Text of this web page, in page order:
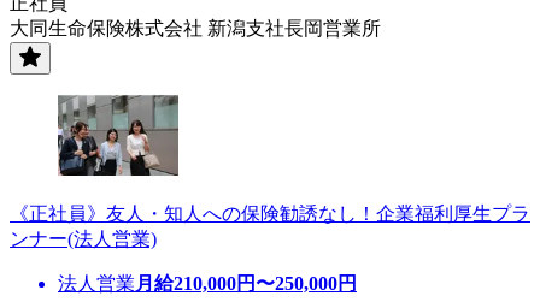
大同生命保険株式会社 新潟支社長岡営業所
《正社員》友人・知人への保険勧誘なし！企業福利厚生プラ
ンナー(法人営業)
法人営業 月給210,000円〜250,000円